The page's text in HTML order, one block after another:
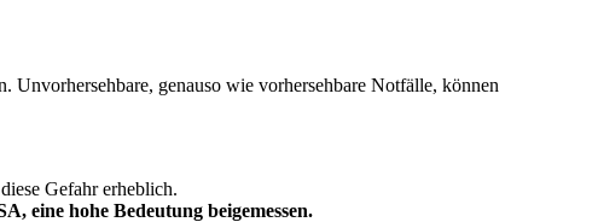
Unvorhersehbare, genauso wie vorhersehbare Notfälle, können
Gefahr erheblich.
eine hohe Bedeutung beigemessen.